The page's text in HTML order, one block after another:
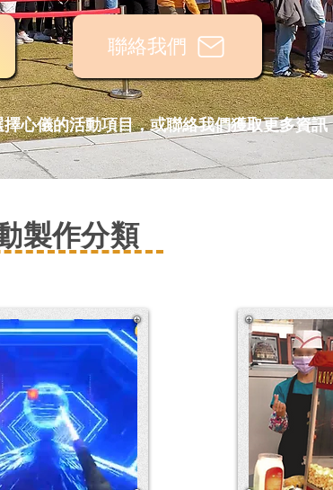
聯絡我們
心儀的活動項目，或聯絡我們獲取更多資訊
製作分類